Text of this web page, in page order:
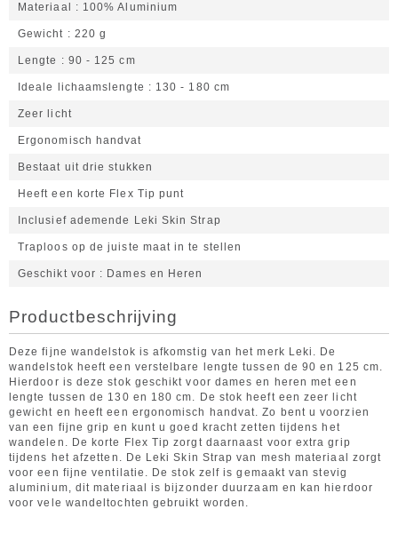
Materiaal 100% Aluminium
Gewicht 220 g
Lengte 90 - 125 cm
Ideale lichaamslengte 130 - 180 cm
Zeer licht
Ergonomisch handvat
Bestaat uit drie stukken
Heeft een korte Flex Tip punt
Inclusief ademende Leki Skin Strap
Traploos op de juiste maat in te stellen
Geschikt voor Dames en Heren
Productbeschrijving
Deze fijne wandelstok is afkomstig van het merk Leki. De
wandelstok heeft een verstelbare lengte tussen de 90 en 125 cm.
Hierdoor is deze stok geschikt voor dames en heren met een
lengte tussen de 130 en 180 cm. De stok heeft een zeer licht
gewicht en heeft een ergonomisch handvat. Zo bent u voorzien
van een fijne grip en kunt u goed kracht zetten tijdens het
wandelen. De korte Flex Tip zorgt daarnaast voor extra grip
tijdens het afzetten. De Leki Skin Strap van mesh materiaal zorgt
voor een fijne ventilatie. De stok zelf is gemaakt van stevig
aluminium, dit materiaal is bijzonder duurzaam en kan hierdoor
voor vele wandeltochten gebruikt worden.